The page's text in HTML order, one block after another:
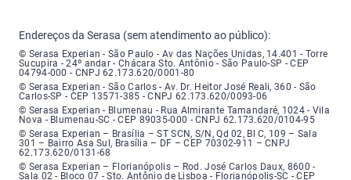
Endereços da Serasa (sem atendimento ao público):
Serasa Experian - São Paulo - Endereço: Avenida das Nações Unidas,
© Serasa Experian - São Paulo - Av das Nações Unidas, 14.401 - Torre
Sucupira - 24º andar - Chácara Sto. Antônio - São Paulo-SP - CEP
04794-000 - CNPJ 62.173.620/0001-80
Serasa Experian - São Carlos - Endereço: Avenida Doutor Heitor José
© Serasa Experian - São Carlos - Av. Dr. Heitor José Reali, 360 - São
Carlos-SP - CEP 13571-385 - CNPJ 62.173.620/0093-06
Serasa Experian - Blumenau - Endereço: Rua Almirante Tamandaré,
© Serasa Experian - Blumenau - Rua Almirante Tamandaré, 1024 - Vila
Nova - Blumenau-SC - CEP 89035-000 - CNPJ 62.173.620/0104-95
Serasa Experian - Brasília, Endereço: Setor Comercial Norte, sem
© Serasa Experian – Brasília – ST SCN, S/N, Qd 02, Bl C, 109 – Sala
301 – Bairro Asa Sul, Brasília – DF – CEP 70302-911 – CNPJ
62.173.620/0131-68
Serasa Experian - Florianópolis, Endereço: Rodovia José Carlos, número
© Serasa Experian – Florianópolis – Rod. José Carlos Daux, 8600 -
Sala 02 - Bloco 07 - Sto. Antônio de Lisboa - Florianópolis-SC - CEP